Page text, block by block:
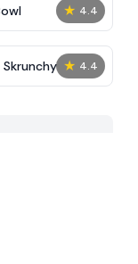
★ 4.4
★ 4.4
Skrunchy